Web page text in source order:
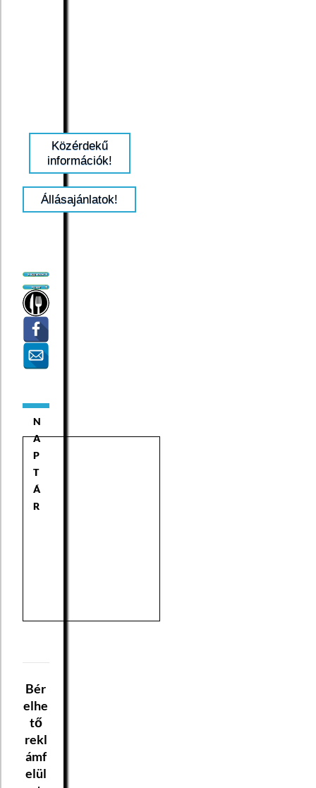
Közérdekű
információk!
Állásajánlatok!
N
A
P
T
Á
R
Bér
elhe
tő
rekl
ámf
elül